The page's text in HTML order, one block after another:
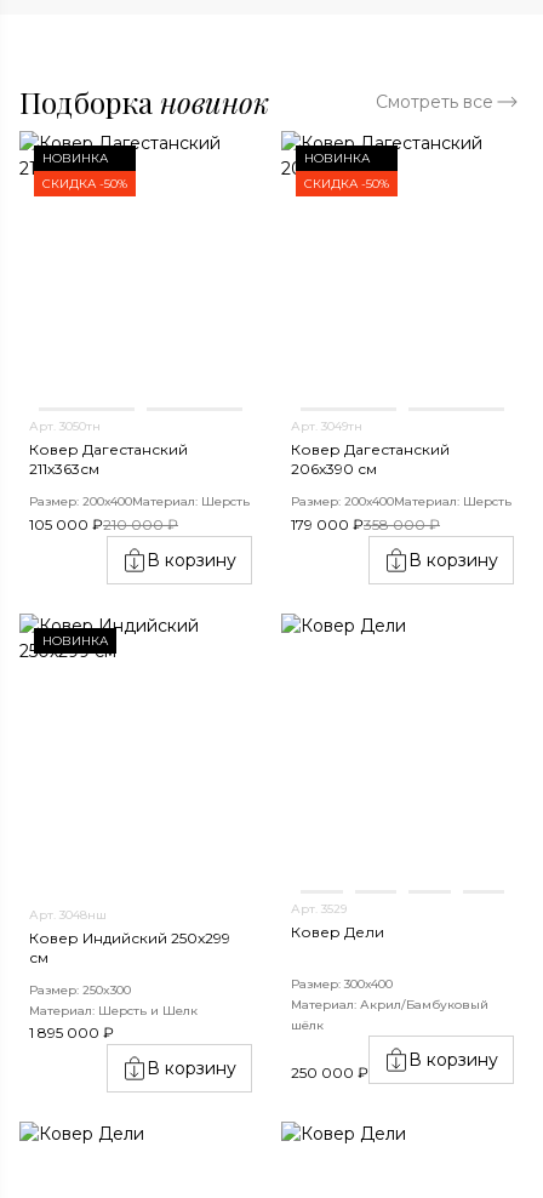
Подборка новинок Смотреть все
НОВИНКА
СКИДКА -50%
Арт. 3050тн
Ковер Дагестанский
211x363см
Размер: 200х400Материал: Шерсть
105 000 ₽210 000 ₽
В корзину
НОВИНКА
СКИДКА -50%
Арт. 3049тн
Ковер Дагестанский
206x390 см
Размер: 200х400Материал: Шерсть
179 000 ₽358 000 ₽
В корзину
НОВИНКА
Арт. 3048нш
Ковер Индийский 250x299
см
Размер: 250x300
Материал: Шерсть и Шелк
1 895 000 ₽
В корзину
Арт. 3529
Ковер Дели
Размер: 300х400
Материал: Акрил/Бамбуковый
шёлк
250 000 ₽
В корзину